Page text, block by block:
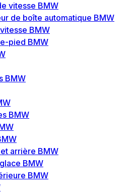
vitesse BMW
de boîte automatique BMW
BMW
pied BMW
BMW
BMW
arrière BMW
BMW
BMW